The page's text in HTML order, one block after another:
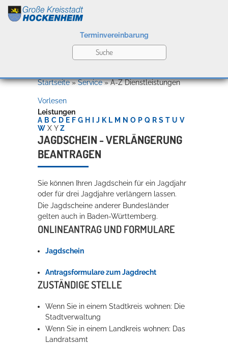
Kultur
Bildung
Wirtschaft
Service
Terminvereinbarung
Konzerte, Tagungen und vieles mehr
Die Stadthalle Hockenheim bietet den perfekten Standort für Events
Startseite»Service»A-Z Dienstleistungen
Vorlesen
Leistungen
A B C D E F G H J K L M N O P Q R S T U V
W X Y Z
JAGDSCHEIN - VERLÄNGERUNG
BEANTRAGEN
Sie können Ihren Jagdschein für ein Jagdjahr
oder für drei Jagdjahre verlängern lassen.
Die Jagdscheine anderer Bundesländer
gelten auch in Baden-Württemberg.
ONLINEANTRAG UND FORMULARE
Jagdschein
Antragsformulare zum Jagdrecht
ZUSTÄNDIGE STELLE
Wenn Sie in einem Stadtkreis wohnen: Die
Stadtverwaltung
Wenn Sie in einem Landkreis wohnen: Das
Landratsamt